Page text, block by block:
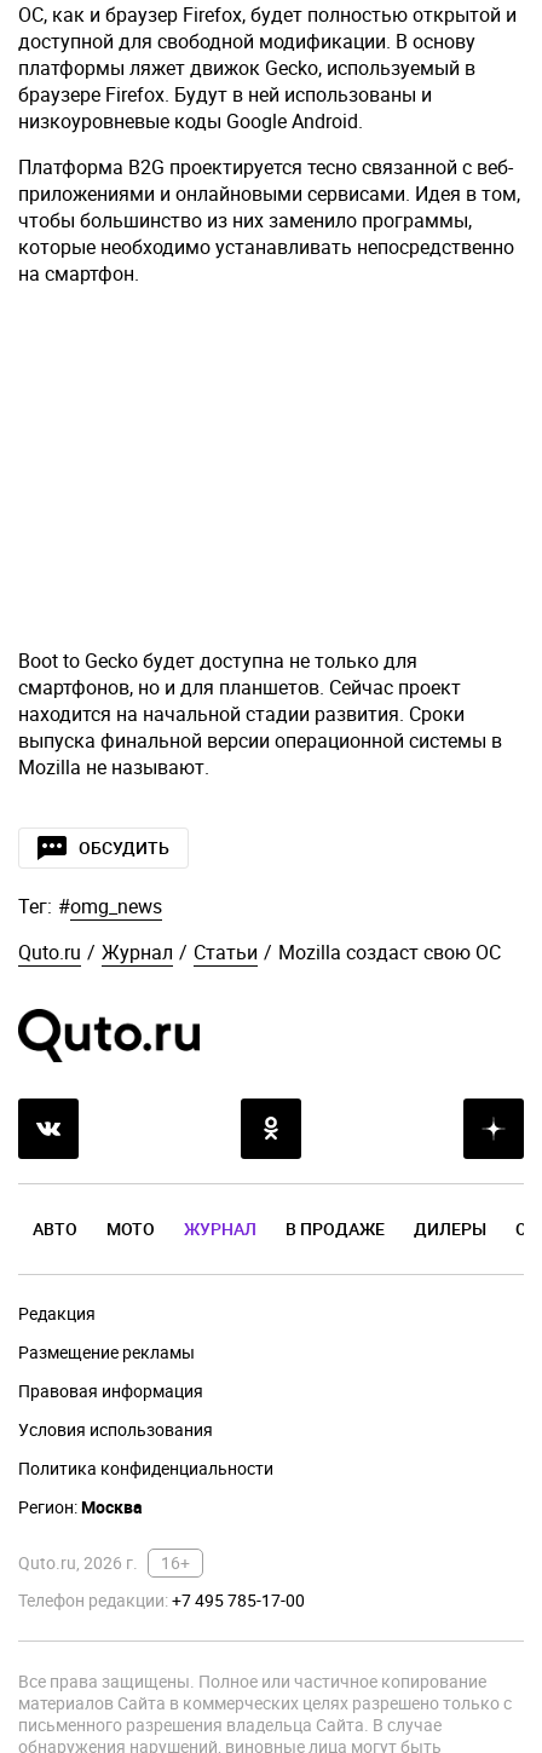
ОС, как и браузер Firefox, будет полностью открытой и
доступной для свободной модификации. В основу
платформы ляжет движок Gecko, используемый в
браузере Firefox. Будут в ней использованы и
низкоуровневые коды Google Android.
Платформа B2G проектируется тесно связанной с веб-
приложениями и онлайновыми сервисами. Идея в том,
чтобы большинство из них заменило программы,
которые необходимо устанавливать непосредственно
на смартфон.
Boot to Gecko будет доступна не только для
смартфонов, но и для планшетов. Сейчас проект
находится на начальной стадии развития. Сроки
выпуска финальной версии операционной системы в
Mozilla не называют.
ОБСУДИТЬ
Тег: #omg_news
Quto.ru / Журнал / Статьи / Mozilla создаст свою ОС
АВТО МОТО ЖУРНАЛ В ПРОДАЖЕ ДИЛЕРЫ
Редакция
Размещение рекламы
Правовая информация
Условия использования
Политика конфиденциальности
Регион:Москва
Quto.ru, 2026 г.
16+
Телефон редакции:+7 495 785-17-00
Все права защищены. Полное или частичное копирование
материалов Сайта в коммерческих целях разрешено только с
письменного разрешения владельца Сайта. В случае
обнаружения нарушений, виновные лица могут быть